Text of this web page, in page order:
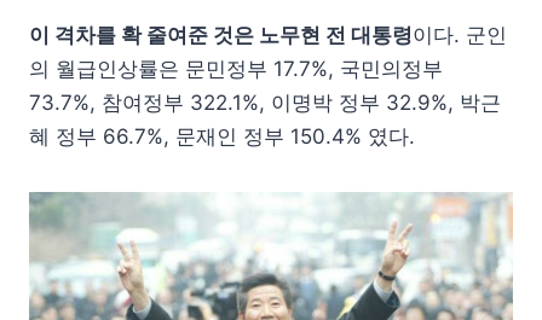
이 격차를 확 줄여준 것은 노무현 전 대통령이다. 군인
의 월급인상률은 문민정부 17.7%, 국민의정부
73.7%, 참여정부 322.1%, 이명박 정부 32.9%, 박근
혜 정부 66.7%, 문재인 정부 150.4% 였다.